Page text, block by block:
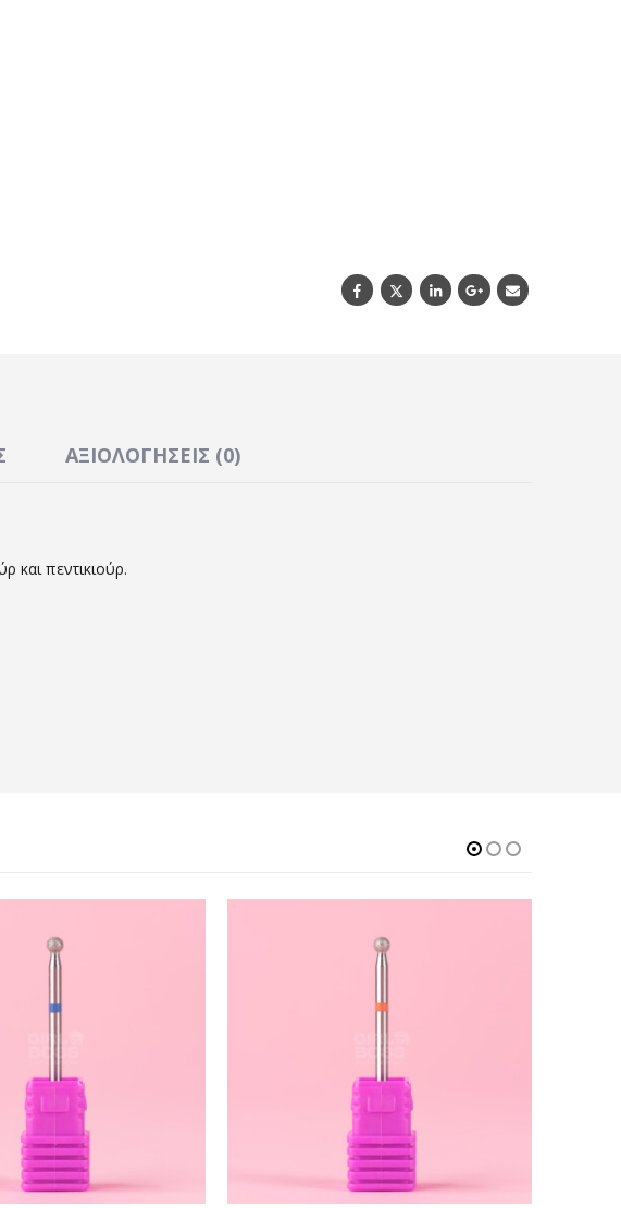
ΑΞΙΟΛΟΓΉΣΕΙΣ (0)
και πεντικιούρ.